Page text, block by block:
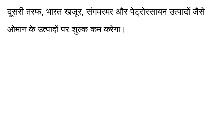
दूसरी तरफ, भारत खजूर, संगमरमर और पेट्रोरसायन उत्पादों जैसे
ओमान के उत्पादों पर शुल्क कम करेगा।